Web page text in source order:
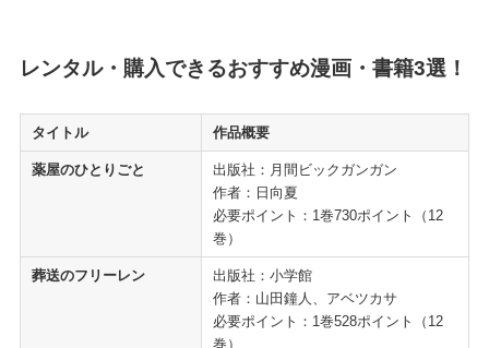
レンタル・購入できるおすすめ漫画・書籍3選！
タイトル 作品概要
薬屋のひとりごと
出版社：月間ビックガンガン
作者：日向夏
必要ポイント：1巻730ポイント（12
巻）
葬送のフリーレン
出版社：小学館
作者：山田鐘人、アベツカサ
必要ポイント：1巻528ポイント（12
巻）